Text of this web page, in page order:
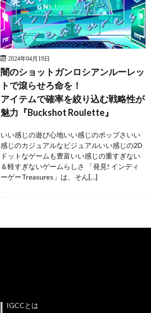
2024年04月19日
闇のショットガンロシアンルーレッ
トで滾らせろ命を！
アイテムで確率を絞り込む戦略性が
魅力『Buckshot Roulette』
いい感じの遊び心地いい感じのポップさいい
感じのカジュアルなビジュアルいい感じの2D
ドットなゲームも豊富いい感じの重すぎない
＆軽すぎないゲームらしさ 「発見! インディ
ーゲーTreasures」は、そん[…]
IGCCとは